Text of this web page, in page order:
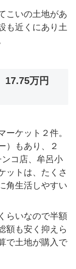
こいの土地があ
も近くにあり土
万円
ーケット２件。
）もあり、２
コ店、牟呂小
ットは、たくさ
角生活しやすい
らいなので半額
額も安く抑えら
で土地が購入で